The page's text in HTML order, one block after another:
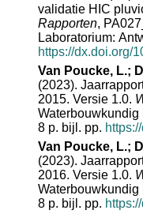
validatie HIC
Rapporten,
Laboratorium:
https://dx.doi.org/
Van Poucke, L.;
(2023).
2015. Versie 1.0.
Waterbouwkundig
8 p. bijl. pp.
Van Poucke, L.;
(2023).
2016. Versie 1.0.
Waterbouwkundig
8 p. bijl. pp.